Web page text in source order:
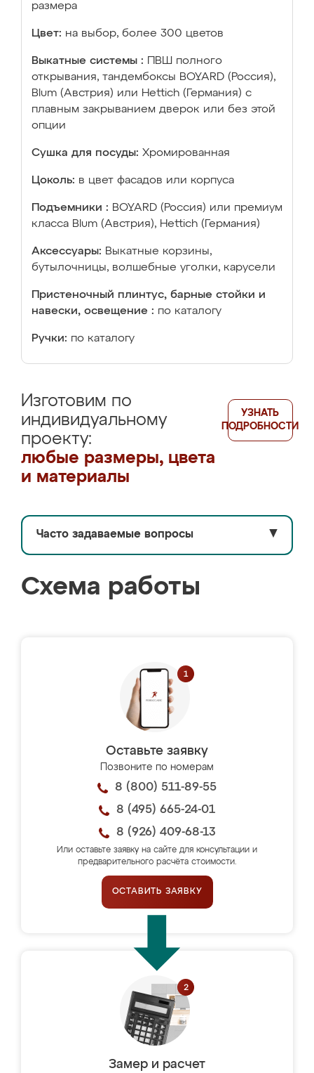
размера
Цвет: на выбор, более 300 цветов
Выкатные системы :
ПВШ полного
открывания, тандембоксы BOYARD (Россия),
Blum (Австрия) или Hettich (Германия) с
плавным закрыванием дверок или без этой
опции
Сушка для посуды: Хромированная
Цоколь: в цвет фасадов или корпуса
Подъемники : BOYARD (Россия) или премиум
класса Blum (Австрия), Hettich (Германия)
Аксессуары: Выкатные корзины,
бутылочницы, волшебные уголки, карусели
Пристеночный плинтус, барные стойки и
навески, освещение : по каталогу
Ручки: по каталогу
Изготовим по
индивидуальному
проекту:
любые размеры, цвета
и материалы
УЗНАТЬ
ПОДРОБНОСТИ
Часто задаваемые вопросы ▼
Схема работы
Оставьте заявку
Позвоните по номерам
8 (800) 511-89-55
8 (495) 665-24-01
8 (926) 409-68-13
Или оставьте заявку на сайте для консультации и
предварительного расчёта стоимости.
ОСТАВИТЬ ЗАЯВКУ
Замер и расчет